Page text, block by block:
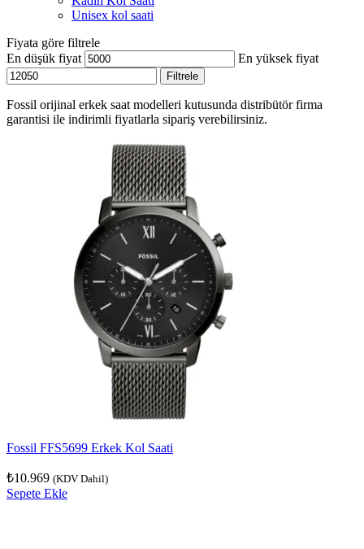
Unisex kol saati
Fiyata göre filtrele
En düşük fiyat
En yüksek fiyat
Filtrele
Fossil orijinal erkek saat modelleri kutusunda distribütör firma
garantisi ile indirimli fiyatlarla sipariş verebilirsiniz.
Fossil FFS5699 Erkek Kol Saati
₺10.969 (KDV Dahil)
Sepete Ekle